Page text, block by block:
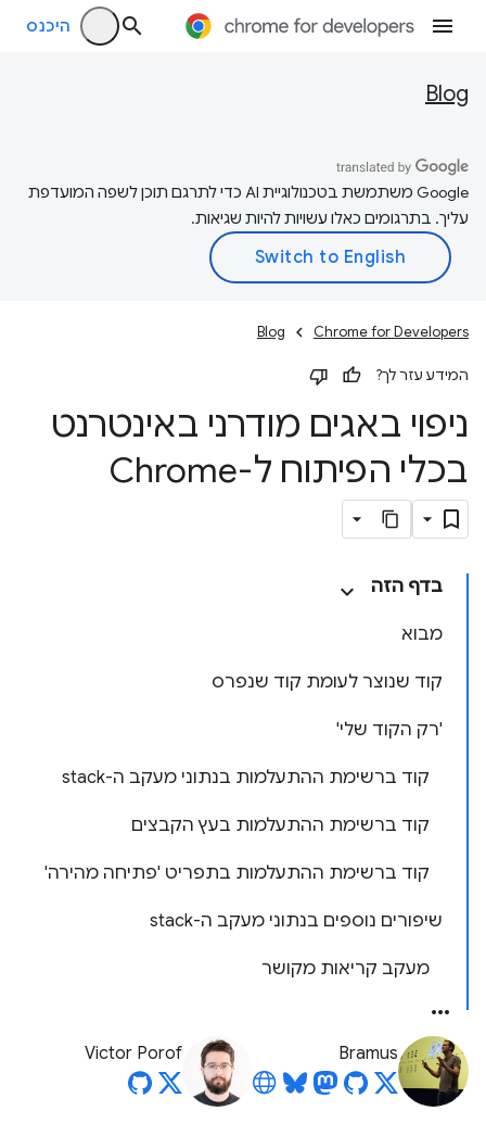
היכנס
Blog
‫Google משתמשת בטכנולוגיית AI כדי לתרגם תוכן לשפה המועדפת
עליך. בתרגומים כאלו עשויות להיות שגיאות.
Chrome for Developers
Blog
המידע עזר לך?
ניפוי באגים מודרני באינטרנט
בכלי הפיתוח ל-Chrome
בדף הזה
מבוא
קוד שנוצר לעומת קוד שנפרס
'רק הקוד שלי'
קוד ברשימת ההתעלמות בנתוני מעקב ה-stack
קוד ברשימת ההתעלמות בעץ הקבצים
קוד ברשימת ההתעלמות בתפריט 'פתיחה מהירה'
שיפורים נוספים בנתוני מעקב ה-stack
מעקב קריאות מקושר
Bramus
Victor Porof